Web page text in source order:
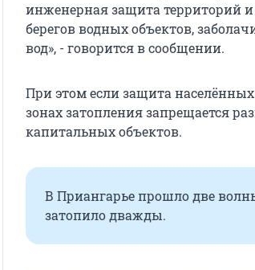
инженерная защита территорий
берегов водных объектов,
вод», - говорится в сообщении.
При этом если защита
зонах затопления запрещается
капитальных объектов.
В Приангарье прошло две
затопило дважды.